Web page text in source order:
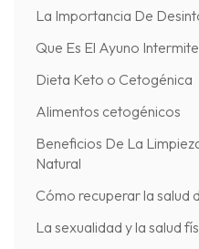
La Importancia De
Que Es El Ayuno
Dieta Keto o Cetogénica
Alimentos cetogénicos
Beneficios De La
Natural
Cómo recuperar la salud
La sexualidad y la salud